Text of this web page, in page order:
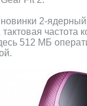
2-
частота
512 МБ